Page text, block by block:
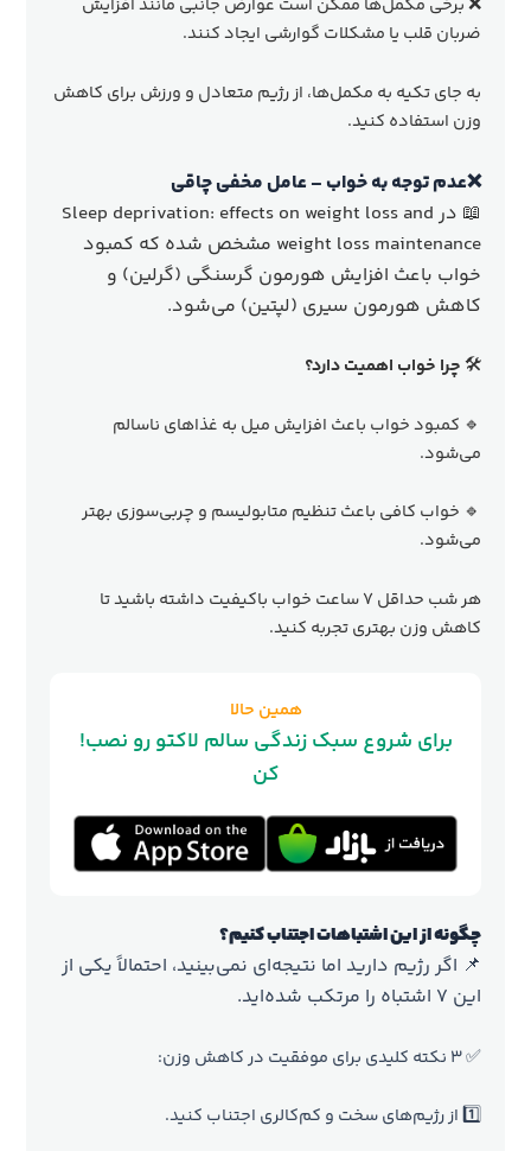
❌ برخی مکمل‌ها ممکن است عوارض جانبی مانند افزایش
ضربان قلب یا مشکلات گوارشی ایجاد کنند.
به جای تکیه به مکمل‌ها، از رژیم متعادل و ورزش برای کاهش
وزن استفاده کنید.
❌عدم توجه به خواب – عامل مخفی چاقی
📖 در Sleep deprivation: effects on weight loss and
weight loss maintenance مشخص شده که کمبود
خواب باعث افزایش هورمون گرسنگی (گرلین) و
کاهش هورمون سیری (لپتین) می‌شود.
🛠چرا خواب اهمیت دارد؟
🔹 کمبود خواب باعث افزایش میل به غذاهای ناسالم
می‌شود.
🔹 خواب کافی باعث تنظیم متابولیسم و چربی‌سوزی بهتر
می‌شود.
هر شب حداقل ۷ ساعت خواب باکیفیت داشته باشید تا
کاهش وزن بهتری تجربه کنید.
همین حالا
!برای شروع سبک زندگی سالم لاکتو رو نصب
کن
چگونه از این اشتباهات اجتناب کنیم؟
📌 اگر رژیم دارید اما نتیجه‌ای نمی‌بینید، احتمالاً یکی از
این ۷ اشتباه را مرتکب شده‌اید.
✅ ۳ نکته کلیدی برای موفقیت در کاهش وزن:
1️⃣ از رژیم‌های سخت و کم‌کالری اجتناب کنید.